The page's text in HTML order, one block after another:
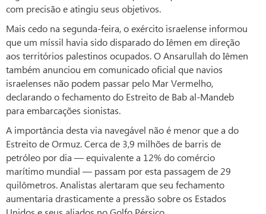
com precisão e atingiu seus objetivos.
Mais cedo na segunda-feira, o exército israelense informou
que um míssil havia sido disparado do Iêmen em direção
aos territórios palestinos ocupados. O Ansarullah do Iêmen
também anunciou em comunicado oficial que navios
israelenses não podem passar pelo Mar Vermelho,
declarando o fechamento do Estreito de Bab al-Mandeb
para embarcações sionistas.
A importância desta via navegável não é menor que a do
Estreito de Ormuz. Cerca de 3,9 milhões de barris de
petróleo por dia — equivalente a 12% do comércio
marítimo mundial — passam por esta passagem de 29
quilômetros. Analistas alertaram que seu fechamento
aumentaria drasticamente a pressão sobre os Estados